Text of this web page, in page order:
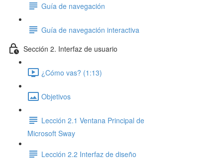
Guía de navegación
Guía de navegación interactiva
Sección 2. Interfaz de usuario
¿Cómo vas? (1:13)
Objetivos
Lección 2.1 Ventana Principal de
Microsoft Sway
Lección 2.2 Interfaz de diseño